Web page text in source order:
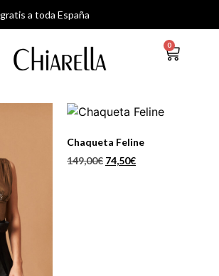
a toda España
0
Chaqueta Feline
149,00€ 74,50€